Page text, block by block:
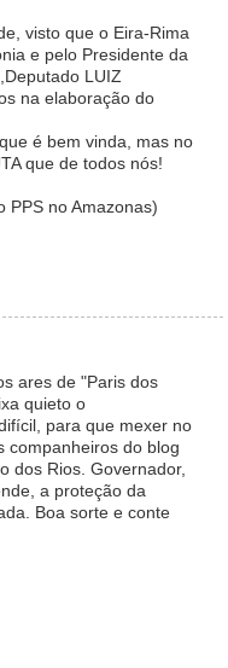
visto que o Eira-Rima
e pelo Presidente da
LUIZ
na elaboração do
é bem vinda, mas no
que de todos nós!
PPS no Amazonas)
ares de "Paris dos
quieto o
para que mexer no
companheiros do blog
dos Rios. Governador,
a proteção da
Boa sorte e conte